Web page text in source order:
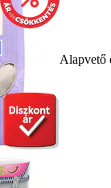
Alapvető